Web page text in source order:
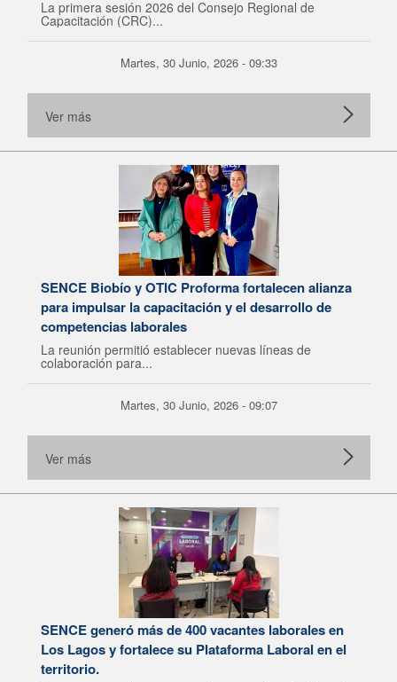
La primera sesión 2026 del Consejo Regional de
Capacitación (CRC)...
Martes, 30 Junio, 2026 - 09:33
Ver más
SENCE Biobío y OTIC Proforma fortalecen alianza
para impulsar la capacitación y el desarrollo de
competencias laborales
La reunión permitió establecer nuevas líneas de
colaboración para...
Martes, 30 Junio, 2026 - 09:07
Ver más
SENCE generó más de 400 vacantes laborales en
Los Lagos y fortalece su Plataforma Laboral en el
territorio.